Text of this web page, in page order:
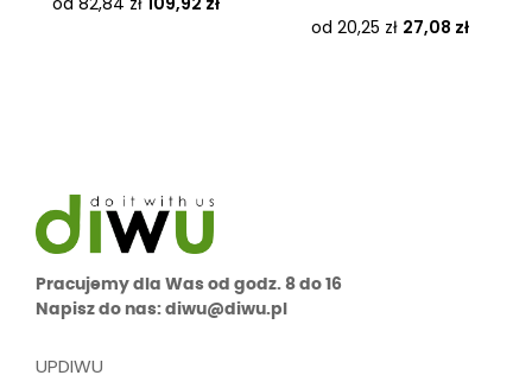
od 20,25 zł Cena
27,08 zł
Pracujemy dla Was od godz. 8 do 16
Napisz do nas: diwu@diwu.pl
UPDIWU